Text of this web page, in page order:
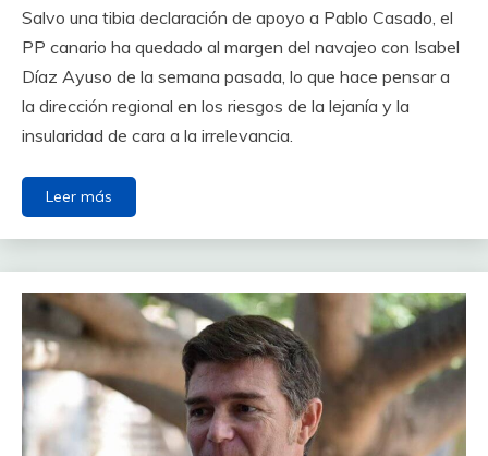
Salvo una tibia declaración de apoyo a Pablo Casado, el
PP canario ha quedado al margen del navajeo con Isabel
Díaz Ayuso de la semana pasada, lo que hace pensar a
la dirección regional en los riesgos de la lejanía y la
insularidad de cara a la irrelevancia.
Leer más